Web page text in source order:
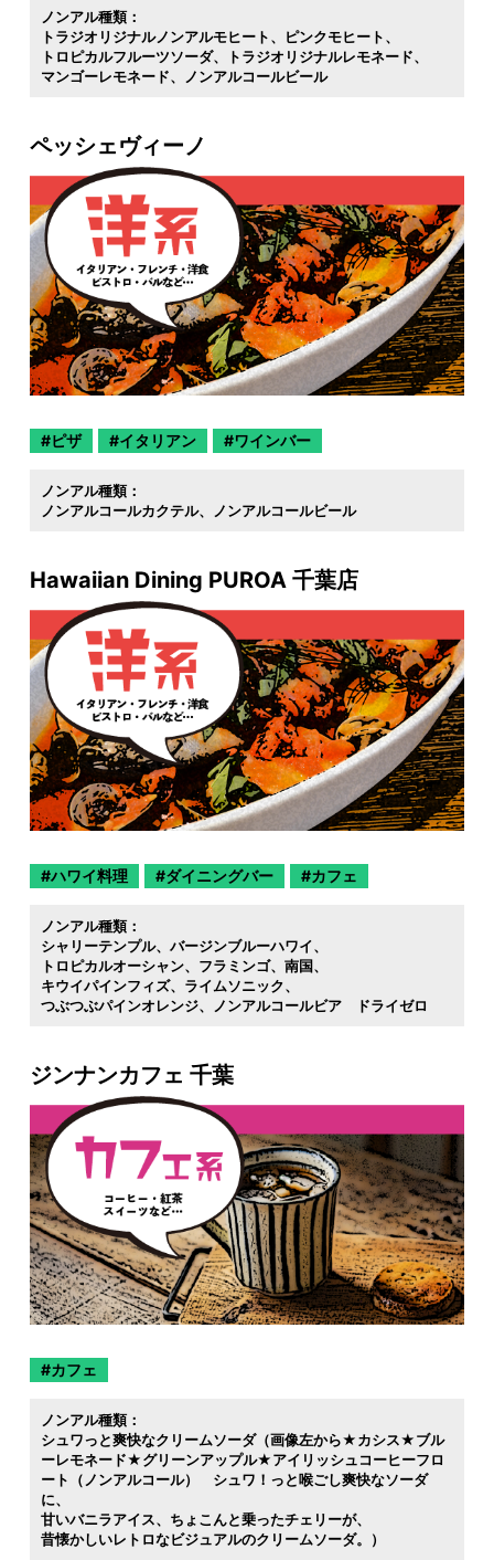
ノンアル種類：
トラジオリジナルノンアルモヒート
ピンクモヒート
トロピカルフルーツソーダ
トラジオリジナルレモネード
マンゴーレモネード
ノンアルコールビール
ペッシェヴィーノ
ピザ イタリアン ワインバー
ノンアル種類：
ノンアルコールカクテル
ノンアルコールビール
Hawaiian Dining PUROA 千葉店
ハワイ料理 ダイニングバー カフェ
ノンアル種類：
シャリーテンプル
バージンブルーハワイ
トロピカルオーシャン
フラミンゴ
南国
キウイパインフィズ
ライムソニック
つぶつぶパインオレンジ
ノンアルコールビア ドライゼロ
ジンナンカフェ 千葉
カフェ
ノンアル種類：
シュワっと爽快なクリームソーダ（画像左から★カシス★ブル
ーレモネード★グリーンアップル★アイリッシュコーヒーフロ
ート（ノンアルコール） シュワ！っと喉ごし爽快なソーダ
に
甘いバニラアイス
ちょこんと乗ったチェリーが
昔懐かしいレトロなビジュアルのクリームソーダ。）